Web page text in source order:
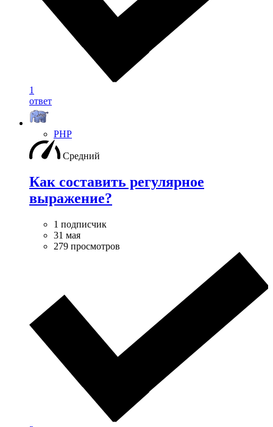
1
ответ
PHP
Средний
Как составить регулярное
выражение?
1 подписчик
31 мая
279 просмотров